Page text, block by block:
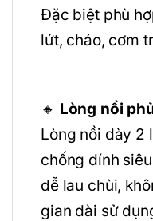
Đặc biệt phù
lứt, cháo, cơm
🔸 Lòng nồi
Lòng nồi dày 2
chống dính
dễ lau chùi,
gian dài sử